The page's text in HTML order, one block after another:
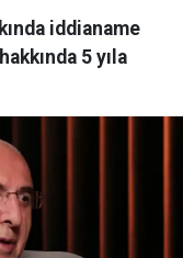
iddianame
5 yıla